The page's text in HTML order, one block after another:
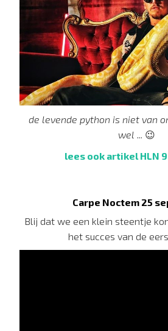
de levende python is niet van
wel ... 😉
lees ook artikel HLN
Carpe Noctem 25
Blij dat we een klein steentje
het succes van de